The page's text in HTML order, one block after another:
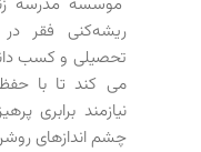
ریشه‌کنی فقر در
تحصیلی و کسب
می کند تا با
نیازمند برابری
چشم اندازهای